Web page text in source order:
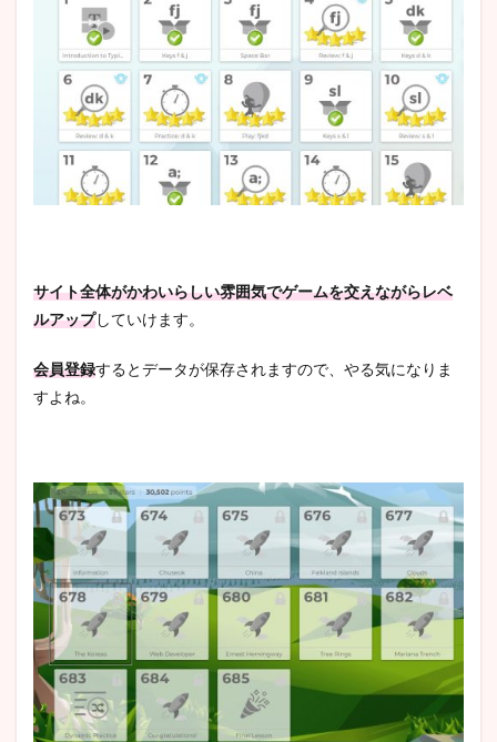
サイト全体がかわいらしい雰囲気でゲームを交えながらレベ
ルアップしていけます。
会員登録するとデータが保存されますので、やる気になりま
すよね。